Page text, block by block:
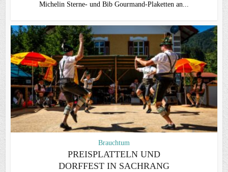
Michelin Sterne- und Bib Gourmand-Plaketten an...
Brauchtum
PREISPLATTELN UND
DORFFEST IN SACHRANG